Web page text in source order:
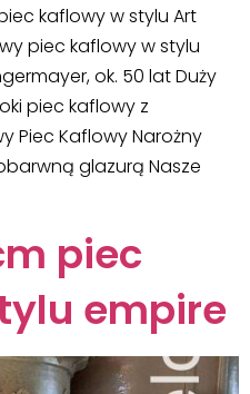
kaflowy w stylu Art
piec kaflowy w stylu
ok. 50 lat Duży
piec kaflowy z
Piec Kaflowy Narożny
glazurą Nasze
piec
empire